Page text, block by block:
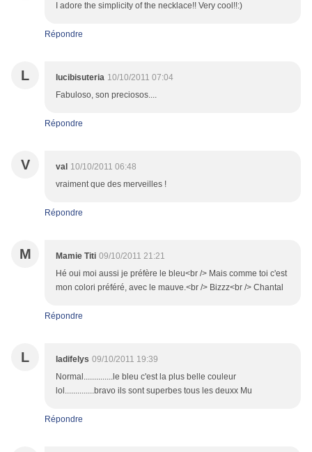
I adore the simplicity of the necklace!! Very cool!!:)
Répondre
L lucibisuteria 10/10/2011 07:04
Fabuloso, son preciosos....
Répondre
V val 10/10/2011 06:48
vraiment que des merveilles !
Répondre
M Mamie Titi 09/10/2011 21:21
Hé oui moi aussi je préfère le bleu<br /> Mais comme toi c'est
mon colori préféré, avec le mauve.<br /> Bizzz<br /> Chantal
Répondre
L ladifelys 09/10/2011 19:39
Normal..............le bleu c'est la plus belle couleur
lol..............bravo ils sont superbes tous les deuxx Mu
Répondre